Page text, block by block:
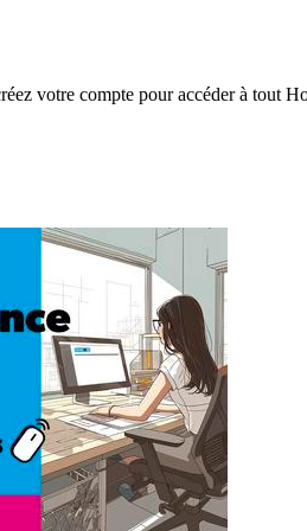
votre compte pour accéder à tout